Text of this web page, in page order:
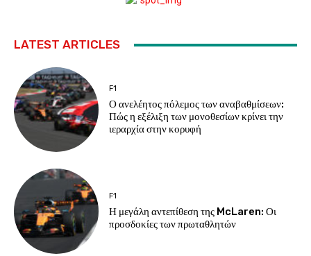
LATEST ARTICLES
F1
Ο ανελέητος πόλεμος των αναβαθμίσεων:
Πώς η εξέλιξη των μονοθεσίων κρίνει την
ιεραρχία στην κορυφή
F1
Η μεγάλη αντεπίθεση της McLaren: Οι
προσδοκίες των πρωταθλητών